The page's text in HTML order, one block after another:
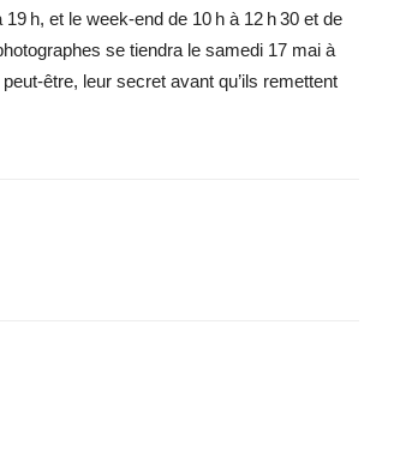
h, et le week-end de 10 h à 12 h 30 et de
se tiendra le samedi 17 mai à
être, leur secret avant qu’ils remettent